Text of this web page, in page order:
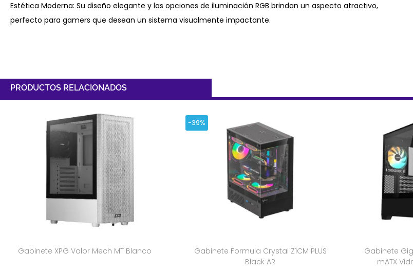
Estética Moderna: Su diseño elegante y las opciones de iluminación RGB brindan un aspecto atractivo,
perfecto para gamers que desean un sistema visualmente impactante.
PRODUCTOS RELACIONADOS
Gabinete XPG Valor Mech MT Blanco
-39%
Gabinete Formula Crystal Z1CM PLUS
Black AR
Gabinete
mATX